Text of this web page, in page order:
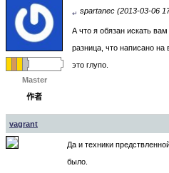
Master
作者
↵ spartanec (2013-03-06
А что я обязан искать
разница, что написано на
это глупо.
vagrant
Да и техники
было.